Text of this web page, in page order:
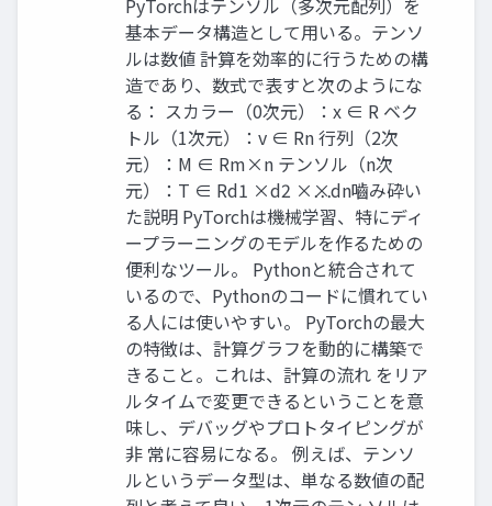
PyTorchはテンソル（多次元配列）を
基本データ構造として用いる。テンソ
ルは数値 計算を効率的に行うための構
造であり、数式で表すと次のようにな
る： スカラー（0次元）：x ∈ R ベク
トル（1次元）：v ∈ Rn 行列（2次
元）：M ∈ Rm×n テンソル（n次
元）：T ∈ Rd1 ×d2 ×⋯×dn ​ ​ ​ 嚙み砕い
た説明 PyTorchは機械学習、特にディ
ープラーニングのモデルを作るための
便利なツール。 Pythonと統合されて
いるので、Pythonのコードに慣れてい
る人には使いやすい。 PyTorchの最大
の特徴は、計算グラフを動的に構築で
きること。これは、計算の流れ をリア
ルタイムで変更できるということを意
味し、デバッグやプロトタイピングが
非 常に容易になる。 例えば、テンソ
ルというデータ型は、単なる数値の配